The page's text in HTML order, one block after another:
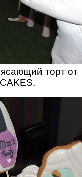
торт от